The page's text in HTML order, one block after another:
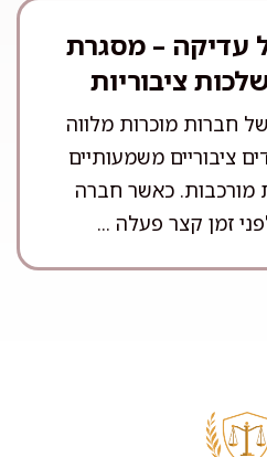
עדיקה – מסגרת
ציבוריות
חברות מוכרות מלווה
ציבוריים משמעותיים
מורכבות. כאשר חברה
זמן קצר פעלה ...